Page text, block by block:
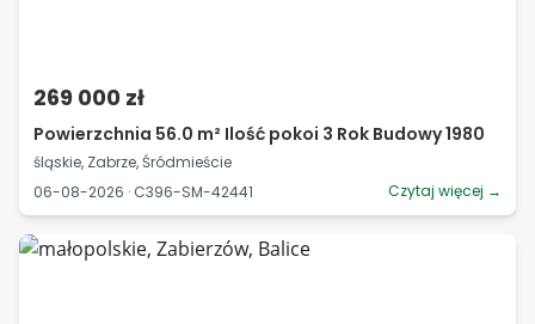
269 000 zł
Powierzchnia 56.0 m² Ilość pokoi 3 Rok Budowy 1980
śląskie, Zabrze, Śródmieście
06-08-2026 · C396-SM-42441
Czytaj więcej →